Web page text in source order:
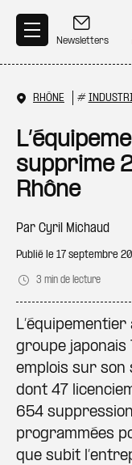
Newsletters
RHÔNE #
supprime
Rhône
Par Cyril Michaud
Publié le 17 septembre
3 min de lecture
groupe japonais
emplois sur son
dont 47
654
programmées
que subit